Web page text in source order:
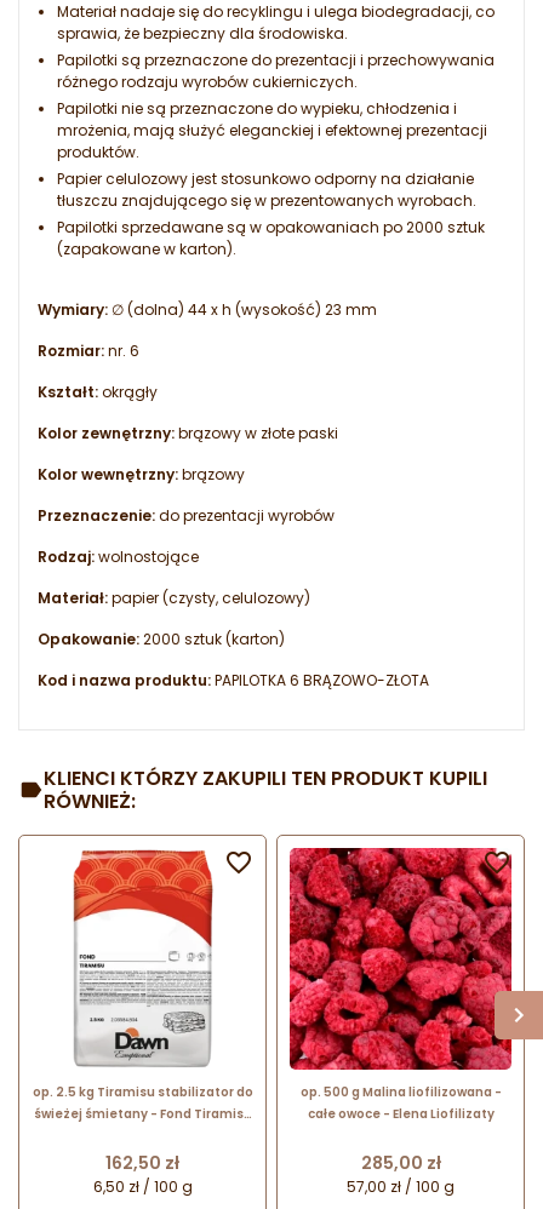
Materiał nadaje się do recyklingu i ulega biodegradacji, co
sprawia, że bezpieczny dla środowiska.
Papilotki są przeznaczone do prezentacji i przechowywania
różnego rodzaju wyrobów cukierniczych.
Papilotki nie są przeznaczone do wypieku, chłodzenia i
mrożenia, mają służyć eleganckiej i efektownej prezentacji
produktów.
Papier celulozowy jest stosunkowo odporny na działanie
tłuszczu znajdującego się w prezentowanych wyrobach.
Papilotki sprzedawane są w opakowaniach po 2000 sztuk
(zapakowane w karton).
Wymiary: ∅ (dolna) 44 x h (wysokość) 23 mm
Rozmiar:nr. 6
Kształt:okrągły
Kolor zewnętrzny:brązowy w złote paski
Kolor wewnętrzny:brązowy
Przeznaczenie:do prezentacji wyrobów
Rodzaj:wolnostojące
Materiał:papier (czysty, celulozowy)
Opakowanie:2000 sztuk (karton)
Kod i nazwa produktu:PAPILOTKA 6 BRĄZOWO-ZŁOTA
KLIENCI KTÓRZY ZAKUPILI TEN PRODUKT KUPILI
RÓWNIEŻ:
op. 2.5 kg Tiramisu stabilizator do
świeżej śmietany - Fond Tiramisu
2.03584.804
Cena
162,50 zł
6,50 zł / 100 g

op. 500 g Malina liofilizowana -
całe owoce - Elena Liofilizaty
Cena
285,00 zł
57,00 zł / 100 g
